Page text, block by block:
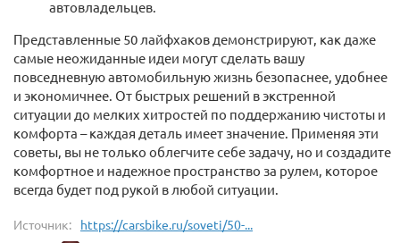
автовладельцев.
Представленные 50 лайфхаков демонстрируют, как даже
самые неожиданные идеи могут сделать вашу
повседневную автомобильную жизнь безопаснее, удобнее
и экономичнее. От быстрых решений в экстренной
ситуации до мелких хитростей по поддержанию чистоты и
комфорта – каждая деталь имеет значение. Применяя эти
советы, вы не только облегчите себе задачу, но и создадите
комфортное и надежное пространство за рулем, которое
всегда будет под рукой в любой ситуации.
Источник: https://carsbike.ru/soveti/50-...